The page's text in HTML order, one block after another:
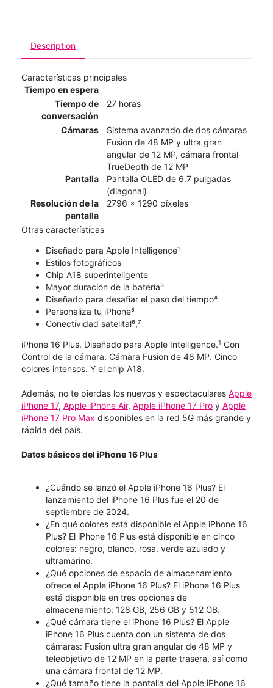
Description
Características principales
Tiempo en espera
Tiempo de
conversación
27 horas
Cámaras
Sistema avanzado de dos cámaras
Fusion de 48 MP y ultra gran
angular de 12 MP, cámara frontal
TrueDepth de 12 MP
Pantalla
Pantalla OLED de 6.7 pulgadas
(diagonal)
Resolución de la
pantalla
2796 x 1290 píxeles
Otras características
Diseñado para Apple Intelligence¹
Estilos fotográficos
Chip A18 superinteligente
Mayor duración de la batería³
Diseñado para desafiar el paso del tiempo⁴
Personaliza tu iPhone⁵
Conectividad satelital⁶,⁷
iPhone 16 Plus. Diseñado para Apple Intelligence.1 Con
Control de la cámara. Cámara Fusion de 48 MP. Cinco
colores intensos. Y el chip A18.
Además, no te pierdas los nuevos y espectaculares Apple
iPhone 17, Apple iPhone Air, Apple iPhone 17 Pro y Apple
iPhone 17 Pro Max disponibles en la red 5G más grande y
rápida del país.
Datos básicos del iPhone 16 Plus
¿Cuándo se lanzó el Apple iPhone 16 Plus? El
lanzamiento del iPhone 16 Plus fue el 20 de
septiembre de 2024.
¿En qué colores está disponible el Apple iPhone 16
Plus? El iPhone 16 Plus está disponible en cinco
colores: negro, blanco, rosa, verde azulado y
ultramarino.
¿Qué opciones de espacio de almacenamiento
ofrece el Apple iPhone 16 Plus? El iPhone 16 Plus
está disponible en tres opciones de
almacenamiento: 128 GB, 256 GB y 512 GB.
¿Qué cámara tiene el iPhone 16 Plus? El Apple
iPhone 16 Plus cuenta con un sistema de dos
cámaras: Fusion ultra gran angular de 48 MP y
teleobjetivo de 12 MP en la parte trasera, así como
una cámara frontal de 12 MP.
¿Qué tamaño tiene la pantalla del Apple iPhone 16